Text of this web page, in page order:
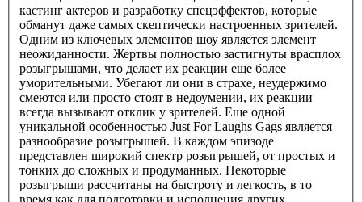
кастинг актеров и разработку спецэффектов, которые
обманут даже самых скептически настроенных зрителей.
Одним из ключевых элементов шоу является элемент
неожиданности. Жертвы полностью застигнуты врасплох
розыгрышами, что делает их реакции еще более
уморительными. Убегают ли они в страхе, неудержимо
смеются или просто стоят в недоумении, их реакции
всегда вызывают отклик у зрителей. Еще одной
уникальной особенностью Just For Laughs Gags является
разнообразие розыгрышей. В каждом эпизоде ​​
представлен широкий спектр розыгрышей, от простых и
тонких до сложных и продуманных. Некоторые
розыгрыши рассчитаны на быстроту и легкость, в то